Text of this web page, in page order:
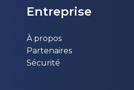
Entr​eprise
À propos
Partenaires
Sécurité